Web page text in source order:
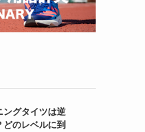
ングタイツは逆
どのレベルに到